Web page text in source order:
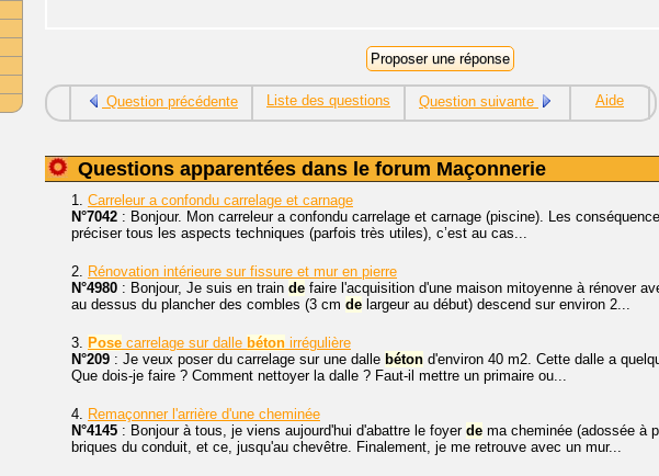
Question précédente Liste des questions Question suivante Aide
Questions apparentées dans le forum Maçonnerie
1. Carreleur a confondu carrelage et carnage
N°7042 : Bonjour. Mon carreleur a confondu carrelage et carnage (piscine). Les
préciser tous les aspects techniques (parfois très utiles), c’est au cas...
2. Rénovation intérieure sur fissure et mur en pierre
N°4980 : Bonjour, Je suis en train de faire l'acquisition d'une maison mitoyenne à rénover
au dessus du plancher des combles (3 cm de largeur au début) descend sur environ 2...
3. Pose carrelage sur dalle béton irrégulière
N°209 : Je veux poser du carrelage sur une dalle béton d'environ 40 m2. Cette dalle a
Que dois-je faire ? Comment nettoyer la dalle ? Faut-il mettre un primaire ou...
4. Remaçonner l'arrière d'une cheminée
N°4145 : Bonjour à tous, je viens aujourd'hui d'abattre le foyer de ma cheminée (adossée à
briques du conduit, et ce, jusqu'au chevêtre. Finalement, je me retrouve avec un mur...